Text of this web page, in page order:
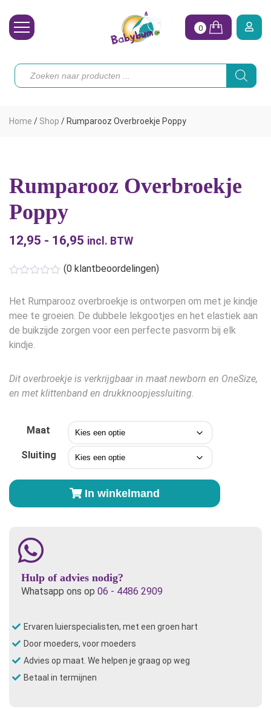
Toebehoren
Onze merken
Hoe begin ik?
0
Producten
zoeken
Home / Shop / Rumparooz Overbroekje Poppy
Rumparooz Overbroekje
Poppy
12,95 - 16,95 Prijsklasse:
€16,95
incl. BTW
(0 klantbeoordelingen)
Het Rumparooz overbroekje is ontworpen om met je kindje
mee te groeien. De dubbele lekgootjes en het elastiek aan
de buikzijde zorgen voor een perfecte pasvorm bij elk
kindje.
Dit overbroekje is verkrijgbaar in maat newborn en OneSize,
en met klittenband en drukknoopjessluiting.
Maat
Sluiting
Rumparooz
Overbroekje
In winkelmand
Hulp of advies nodig?
Whatsapp ons op 06 - 4486 2909
Ervaren luierspecialisten, met een groen hart
Door moeders, voor moeders
Advies op maat. We helpen je graag op weg
Betaal in termijnen